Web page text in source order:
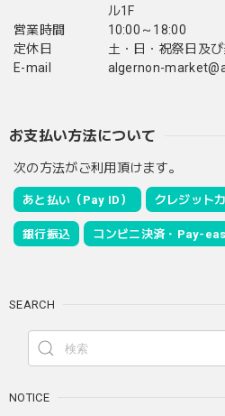
ル1F
営業時間
10:00～18:00
定休日
土・日・祝祭日及
E-mail
algernon-
お支払い方法について
次の方法がご利用頂けます。
あと払い（Pay ID） クレジット
銀行振込 コンビニ決済・Pay-
SEARCH
NOTICE